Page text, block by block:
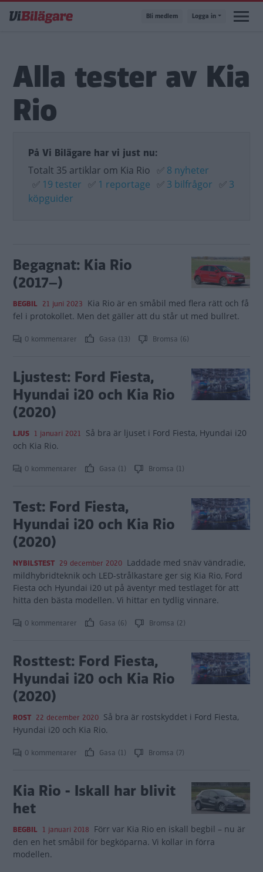
till
Bli medlem Logga in
Alla tester av Kia
Rio
På Vi Bilägare har vi just nu:
Totalt 35 artiklar om Kia Rio ✅ 8 nyheter
✅ 19 tester ✅ 1 reportage ✅ 3 bilfrågor ✅ 3
köpguider
Begagnat: Kia Rio
(2017–)
BEGBIL 21 juni 2023 Kia Rio är en småbil med flera rätt och få
fel i protokollet. Men det gäller att du står ut med bullret.
0 kommentarer Gasa (13) Bromsa (6)
Ljustest: Ford Fiesta,
Hyundai i20 och Kia Rio
(2020)
LJUS 1 januari 2021 Så bra är ljuset i Ford Fiesta, Hyundai i20
och Kia Rio.
0 kommentarer Gasa (1) Bromsa (1)
Test: Ford Fiesta,
Hyundai i20 och Kia Rio
(2020)
NYBILSTEST 29 december 2020 Laddade med snäv vändradie,
mildhybridteknik och LED-strålkastare ger sig Kia Rio, Ford
Fiesta och Hyundai i20 ut på äventyr med testlaget för att
hitta den bästa modellen. Vi hittar en tydlig vinnare.
0 kommentarer Gasa (6) Bromsa (2)
Rosttest: Ford Fiesta,
Hyundai i20 och Kia Rio
(2020)
ROST 22 december 2020 Så bra är rostskyddet i Ford Fiesta,
Hyundai i20 och Kia Rio.
0 kommentarer Gasa (1) Bromsa (7)
Kia Rio - Iskall har blivit
het
BEGBIL 1 januari 2018 Förr var Kia Rio en iskall begbil – nu är
den en het småbil för begköparna. Vi kollar in förra
modellen.